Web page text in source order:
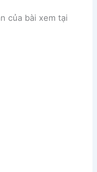
của bài xem tại